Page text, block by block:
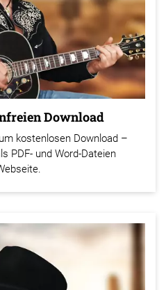
Download
kostenlosen Download –
PDF- und Word-Dateien